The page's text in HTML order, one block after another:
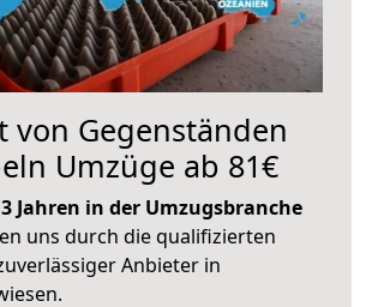
von Gegenständen
Umzüge ab 81€
Jahren in der Umzugsbranche
uns durch die qualifizierten
Anbieter in